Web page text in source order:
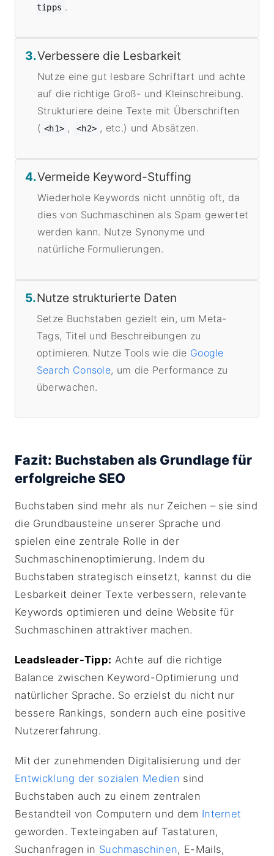
tipps .
3.Verbessere die Lesbarkeit
Nutze eine gut lesbare Schriftart und achte
auf die richtige Groß- und Kleinschreibung.
Strukturiere deine Texte mit Überschriften
( <h1> , <h2> , etc.) und Absätzen.
4.Vermeide Keyword-Stuffing
Wiederhole Keywords nicht unnötig oft, da
dies von Suchmaschinen als Spam gewertet
werden kann. Nutze Synonyme und
natürliche Formulierungen.
5.Nutze strukturierte Daten
Setze Buchstaben gezielt ein, um Meta-
Tags, Titel und Beschreibungen zu
optimieren. Nutze Tools wie die Google
Search Console, um die Performance zu
überwachen.
Fazit: Buchstaben als Grundlage für
erfolgreiche SEO
Buchstaben sind mehr als nur Zeichen – sie sind
die Grundbausteine unserer Sprache und
spielen eine zentrale Rolle in der
Suchmaschinenoptimierung. Indem du
Buchstaben strategisch einsetzt, kannst du die
Lesbarkeit deiner Texte verbessern, relevante
Keywords optimieren und deine Website für
Suchmaschinen attraktiver machen.
Leadsleader-Tipp: Achte auf die richtige
Balance zwischen Keyword-Optimierung und
natürlicher Sprache. So erzielst du nicht nur
bessere Rankings, sondern auch eine positive
Nutzererfahrung.
Mit der zunehmenden Digitalisierung und der
Entwicklung der sozialen Medien sind
Buchstaben auch zu einem zentralen
Bestandteil von Computern und dem Internet
geworden. Texteingaben auf Tastaturen,
Suchanfragen in Suchmaschinen, E-Mails,